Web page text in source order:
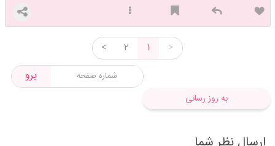
>
1
2
<
برو
به روز رسانی